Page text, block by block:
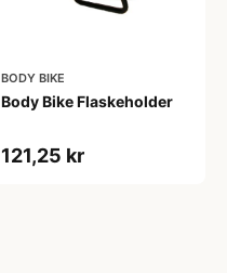
BODY BIKE
Body Bike Flaskeholder
121,25 kr